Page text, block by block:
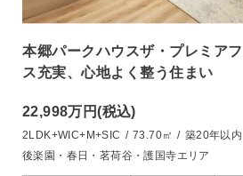
本郷パークハウスザ・プレミア
ス充実、心地よく整う住まい
22,998万円(税込)
2LDK+WIC+M+SIC / 73.70㎡ / 築20年以内
後楽園・春日・茗荷谷・護国寺エリア